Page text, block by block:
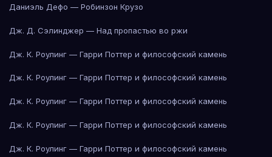
Даниэль Дефо — Робинзон Крузо
Дж. Д. Сэлинджер — Над пропастью во ржи
Дж. К. Роулинг — Гарри Поттер и философский камень
Дж. К. Роулинг — Гарри Поттер и философский камень
Дж. К. Роулинг — Гарри Поттер и философский камень
Дж. К. Роулинг — Гарри Поттер и философский камень
Дж. К. Роулинг — Гарри Поттер и философский камень